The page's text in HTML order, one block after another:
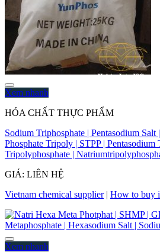
Xem nhanh
HÓA CHẤT THỰC PHẨM
Sodium Triphosphate | Pentasodium
Phosphate Tripoly | STPP | Pentasodium
Tripolyphosphate |
GIÁ: LIÊN HỆ
Vietnam chemical supplier| How to buy
Xem nhanh